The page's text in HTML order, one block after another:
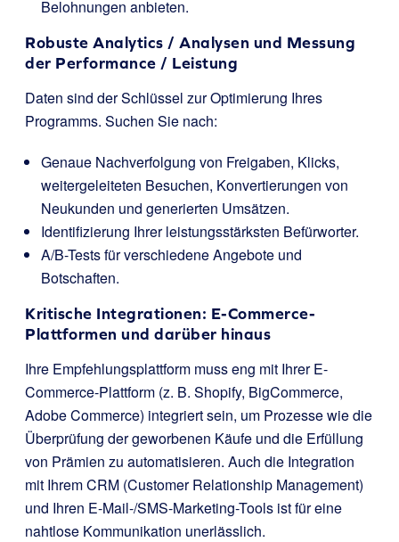
Belohnungen anbieten.
Robuste Analytics / Analysen und Messung
der Performance / Leistung
Daten sind der Schlüssel zur Optimierung Ihres
Programms. Suchen Sie nach:
Genaue Nachverfolgung von Freigaben, Klicks,
weitergeleiteten Besuchen, Konvertierungen von
Neukunden und generierten Umsätzen.
Identifizierung Ihrer leistungsstärksten Befürworter.
A/B-Tests für verschiedene Angebote und
Botschaften.
Kritische Integrationen: E-Commerce-
Plattformen und darüber hinaus
Ihre Empfehlungsplattform muss eng mit Ihrer E-
Commerce-Plattform (z. B. Shopify, BigCommerce,
Adobe Commerce) integriert sein, um Prozesse wie die
Überprüfung der geworbenen Käufe und die Erfüllung
von Prämien zu automatisieren. Auch die Integration
mit Ihrem CRM (Customer Relationship Management)
und Ihren E-Mail-/SMS-Marketing-Tools ist für eine
nahtlose Kommunikation unerlässlich.